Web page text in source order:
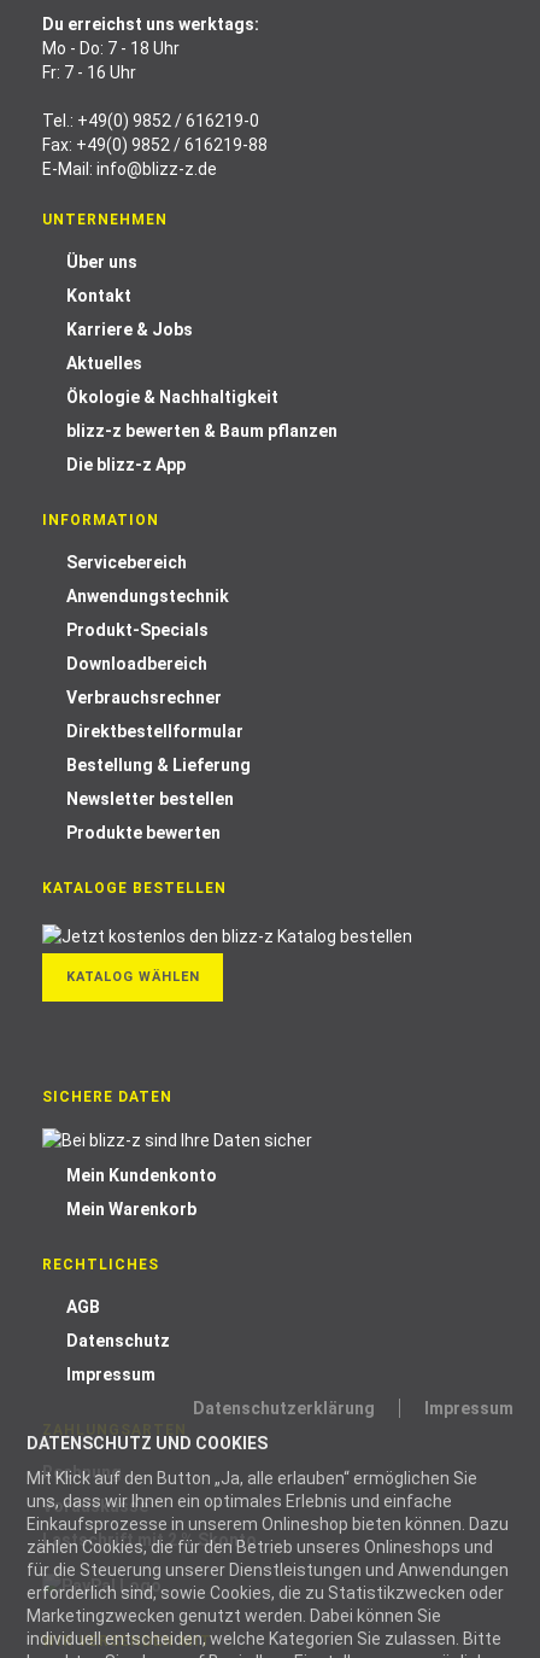
Datenschutzerklärung
Impressum
DATENSCHUTZ UND COOKIES
Mit Klick auf den Button „Ja, alle erlauben“ ermöglichen Sie
uns, dass wir Ihnen ein optimales Erlebnis und einfache
Einkaufsprozesse in unserem Onlineshop bieten können. Dazu
zählen Cookies, die für den Betrieb unseres Onlineshops und
für die Steuerung unserer Dienstleistungen und Anwendungen
erforderlich sind, sowie Cookies, die zu Statistikzwecken oder
Marketingzwecken genutzt werden. Dabei können Sie
individuell entscheiden, welche Kategorien Sie zulassen. Bitte
Du erreichst uns werktags:
Mo - Do: 7 - 18 Uhr
Fr: 7 - 16 Uhr
Tel.: +49(0) 9852 / 616219-0
Fax: +49(0) 9852 / 616219-88
E-Mail: info@blizz-z.de
UNTERNEHMEN
Über uns
Kontakt
Karriere & Jobs
Aktuelles
Ökologie & Nachhaltigkeit
blizz-z bewerten & Baum pflanzen
Die blizz-z App
INFORMATION
Servicebereich
Anwendungstechnik
Produkt-Specials
Downloadbereich
Verbrauchsrechner
Direktbestellformular
Bestellung & Lieferung
Newsletter bestellen
Produkte bewerten
KATALOGE BESTELLEN
KATALOG WÄHLEN
SICHERE DATEN
Mein Kundenkonto
Mein Warenkorb
RECHTLICHES
AGB
Datenschutz
Impressum
Rechnung
Vorauskasse
Lastschrift mit 2 % Skonto
WIR VERSENDEN MIT